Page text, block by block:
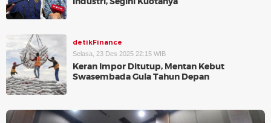
detikFinance
Selasa, 23 Des 2025 22:15 WIB
Keran Impor Ditutup, Mentan Kebut
Swasembada Gula Tahun Depan